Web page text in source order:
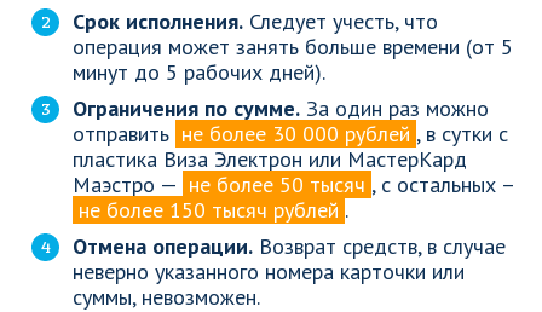
Срок исполнения. Следует учесть, что
операция может занять больше времени (от 5
минут до 5 рабочих дней).
Ограничения по сумме. За один раз можно
отправить не более 30 000 рублей , в сутки с
пластика Виза Электрон или МастерКард
Маэстро — не более 50 тысяч , с остальных –
не более 150 тысяч рублей .
Отмена операции. Возврат средств, в случае
неверно указанного номера карточки или
суммы, невозможен.